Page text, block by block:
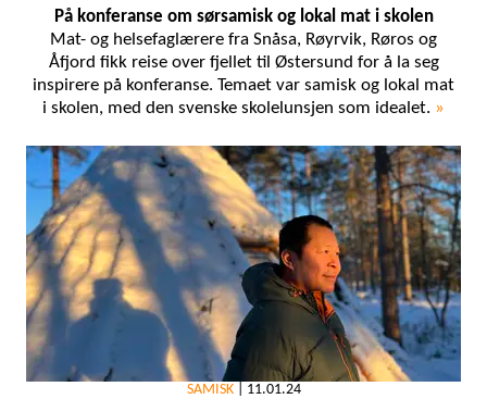
På konferanse om sørsamisk og lokal mat i skolen
Mat- og helsefaglærere fra Snåsa, Røyrvik, Røros og
Åfjord fikk reise over fjellet til Østersund for å la seg
inspirere på konferanse. Temaet var samisk og lokal mat
i skolen, med den svenske skolelunsjen som idealet. »
SAMISK| 11.01.24